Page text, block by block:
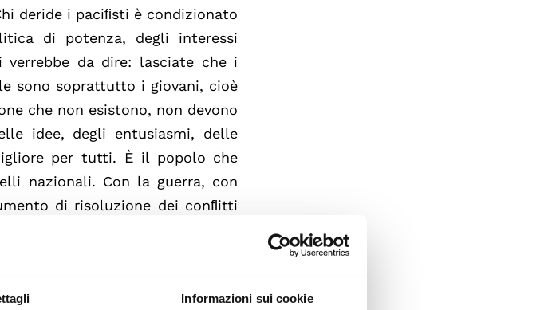
Informazioni sui cookie
deride i paciﬁsti è condizionato
di potenza, degli interessi
da dire: lasciate che i
sono soprattutto i giovani, cioè
che non esistono, non devono
idee, degli entusiasmi, delle
per tutti. È il popolo che
nazionali. Con la guerra, con
di risoluzione dei conﬂitti
del popolo planetario dei
sensibilità e idealità dei giovani
impegno educativo e formativo.
e in azione civica. La